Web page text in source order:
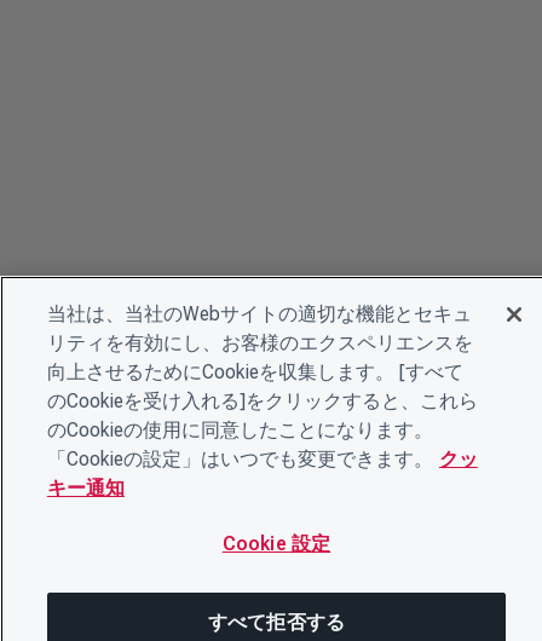
当社は、当社のWebサイトの適切な機能とセキュ
リティを有効にし、お客様のエクスペリエンスを
向上させるためにCookieを収集します。 [すべて
のCookieを受け入れる]をクリックすると、これら
のCookieの使用に同意したことになります。
「Cookieの設定」はいつでも変更できます。
クッ
キー通知
Cookie 設定
すべて拒否する